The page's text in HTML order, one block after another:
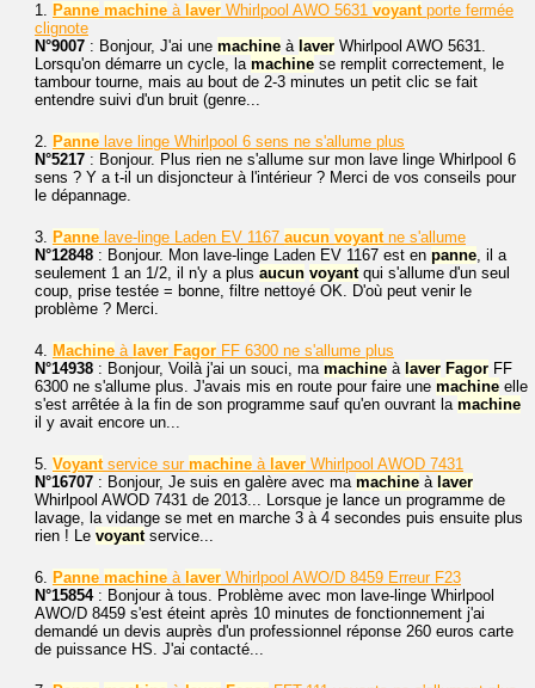
1. Panne machine à laver Whirlpool AWO 5631 voyantporte fermée
clignote
N°9007 : Bonjour, J'ai une machine à laver Whirlpool AWO 5631.
Lorsqu'on démarre un cycle, la machine se remplit correctement, le
tambour tourne, mais au bout de 2-3 minutes un petit clic se fait
entendre suivi d'un bruit (genre...
2. Panne lave linge Whirlpool 6 sens ne s'allume plus
N°5217 : Bonjour. Plus rien ne s'allume sur mon lave linge Whirlpool 6
sens ? Y a t-il un disjoncteur à l'intérieur ? Merci de vos conseils pour
le dépannage.
3. Panne lave-linge Laden EV 1167 aucun voyantne s'allume
N°12848 : Bonjour. Mon lave-linge Laden EV 1167 est en panne, il a
seulement 1 an 1/2, il n'y a plus aucun voyantqui s'allume d'un seul
coup, prise testée = bonne, filtre nettoyé OK. D'où peut venir le
problème ? Merci.
4. Machine à laver Fagor FF 6300 ne s'allume plus
N°14938 : Bonjour, Voilà j'ai un souci, ma machine à laver Fagor FF
6300 ne s'allume plus. J'avais mis en route pour faire une machine elle
s'est arrêtée à la fin de son programme sauf qu'en ouvrant la machine
il y avait encore un...
5. Voyantservice sur machine à laver Whirlpool AWOD 7431
N°16707 : Bonjour, Je suis en galère avec ma machine à laver
Whirlpool AWOD 7431 de 2013... Lorsque je lance un programme de
lavage, la vidange se met en marche 3 à 4 secondes puis ensuite plus
rien ! Le voyantservice...
6. Panne machine à laver Whirlpool AWO/D 8459 Erreur F23
N°15854: Bonjour à tous. Problème avec mon lave-linge Whirlpool
AWO/D 8459 s'est éteint après 10 minutes de fonctionnement j'ai
demandé un devis auprès d'un professionnel réponse 260 euros carte
de puissance HS. J'ai contacté...